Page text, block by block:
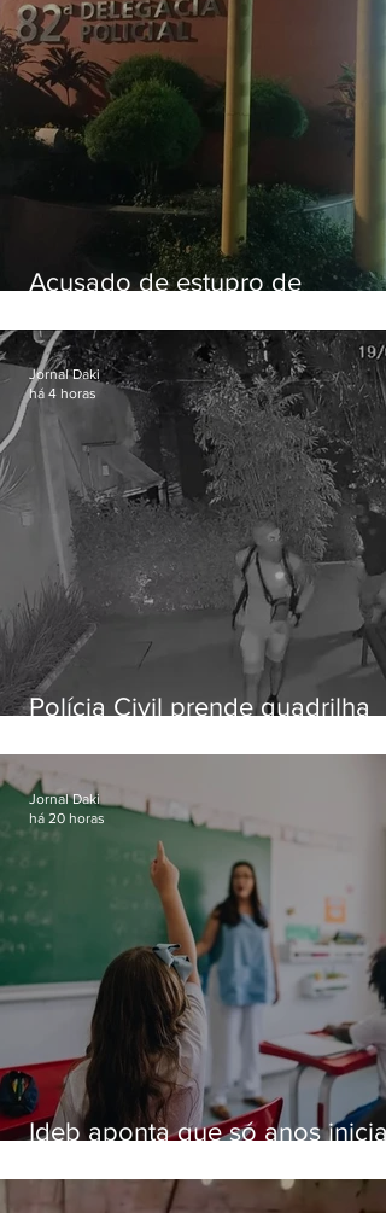
Acusado de estupro de
Polícia Civil prende quadrilha
residências de luxo no Rio
Jornal Daki
há 4 horas
Ideb aponta que só anos
educação
Jornal Daki
há 20 horas